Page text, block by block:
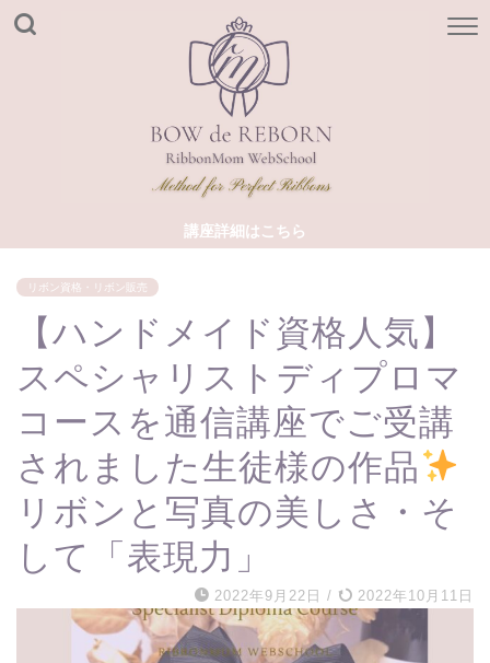
講座詳細はこちら
リボン資格・リボン販売
【ハンドメイド資格人気】
スペシャリストディプロマ
コースを通信講座でご受講
されました生徒様の作品
リボンと写真の美しさ・そ
して「表現力」
2022年9月22日 / 2022年10月11日